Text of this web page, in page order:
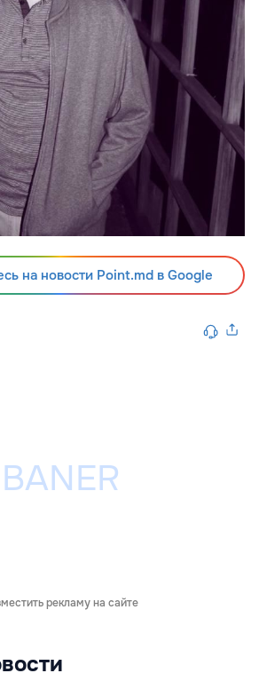
на новости Point.md в Google
рекламу на сайте